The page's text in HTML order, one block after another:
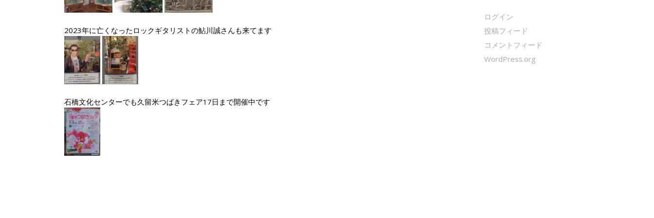
2023年に亡くなったロックギタリストの鮎川誠さんも来てます
石橋文化センターでも久留米つばきフェア17日まで開催中です
ログイン
投稿フィード
コメントフィード
WordPress.org